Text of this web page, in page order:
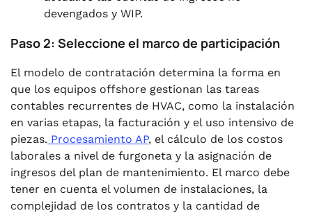
devengados y WIP.
Paso 2: Seleccione el marco de participación
El modelo de contratación determina la forma en
que los equipos offshore gestionan las tareas
contables recurrentes de HVAC, como la instalación
en varias etapas, la facturación y el uso intensivo de
piezas. Procesamiento AP, el cálculo de los costos
laborales a nivel de furgoneta y la asignación de
ingresos del plan de mantenimiento. El marco debe
tener en cuenta el volumen de instalaciones, la
complejidad de los contratos y la cantidad de